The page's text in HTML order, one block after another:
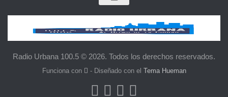
Radio Urbana 100.5 © 2026. Todos los derechos reservados.
Funciona con - Diseñado con el Tema Hueman